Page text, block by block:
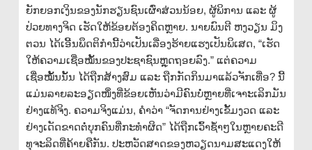
ຍັກຍອກເງິນຂອງນັກຮຽນຊົນເຜົ່າສ່ວນນ້ອຍ, ຜູ້ພິການ ແລະ ຜູ້
ປ່ວຍທາງຈິດ ເຮັດໃຫ້ຂ້ອຍຕ້ອງຄິດຫຼາຍ. ນາຍພົນຕີ ຫງວຽນ ມິງ
ຕວນ ໄດ້ເອີ້ນພຶດຕິກຳນີ້ວ່າເປັນເລື່ອງຮ້າຍແຮງເປັນພິເສດ, “ເຮັດ
ໃຫ້ຄວາມເຊື່ອໝັ້ນຂອງປະຊາຊົນຫຼຸດຖອຍລົງ.” ແຕ່ຄວາມ
ເຊື່ອໝັ້ນນັ້ນ ໄດ້ຖືກສ້າງສົມ ແລະ ຖືກກັດກິນມາແລ້ວຈັກເທື່ອ? ນີ້
ແມ່ນລາຍລະອຽດໜຶ່ງທີ່ຂ້ອຍເຫັນວ່າມີຄົນບໍ່ຫຼາຍທີ່ເຈາະເລິກມັນ
ຢ່າງແທ້ຈິງ. ຄວາມຈິງແມ່ນ, ຄຳວ່າ “ຈັດການຢ່າງເຂັ້ມງວດ ແລະ
ຢ່າງເດັດຂາດຕໍ່ບຸກຄົນທີ່ກະທຳຜິດ” ໄດ້ຖືກເວົ້າຊ້ຳໆໃນຫຼາຍຄະດີ
ທຸຈະລິດທີ່ຄ້າຍຄືກັນ. ປະຫວັດສາດຂອງຫວຽດນາມສະແດງໃຫ້